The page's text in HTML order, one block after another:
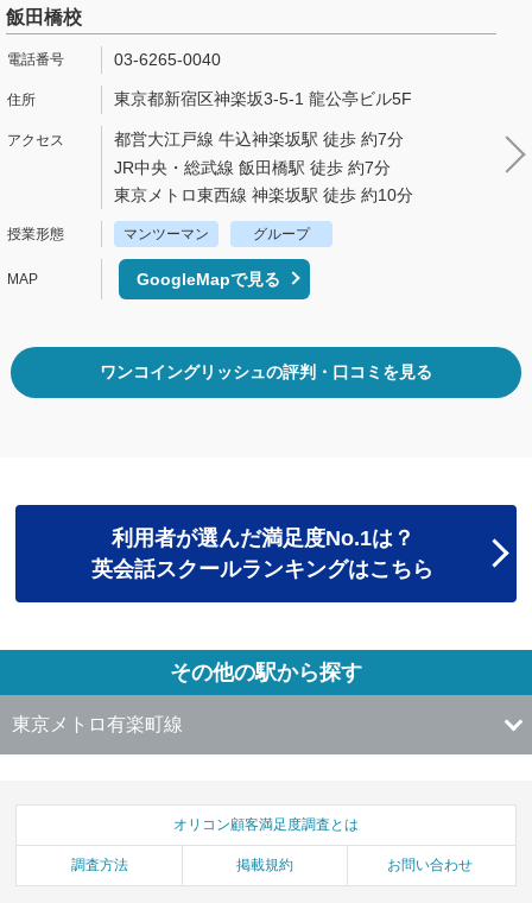
飯田橋校
03-6265-0040
東京都新宿区神楽坂3-5-1 龍公亭ビル5F
都営大江戸線 牛込神楽坂駅 徒歩 約7分
JR中央・総武線 飯田橋駅 徒歩 約7分
東京メトロ東西線 神楽坂駅 徒歩 約10分
マンツーマン グループ
GoogleMapで見る
ワンコイングリッシュの評判・口コミを見る
利用者が選んだ満足度No.1は？
英会話スクールランキングはこちら
その他の駅から探す
東京メトロ有楽町線
オリコン顧客満足度調査とは
調査方法 掲載規約 お問い合わせ